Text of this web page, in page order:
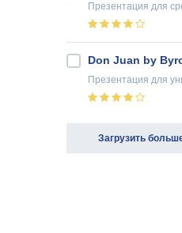
Презентация для
Don Juan by
Презентация для
Загрузить